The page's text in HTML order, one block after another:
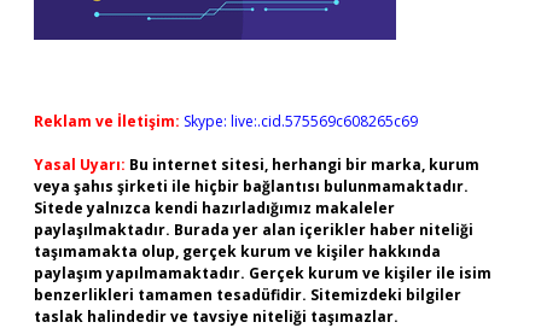
Reklam ve İletişim: Skype: live:.cid.575569c608265c69
Yasal Uyarı: Bu internet sitesi, herhangi bir marka, kurum
veya şahıs şirketi ile hiçbir bağlantısı bulunmamaktadır.
Sitede yalnızca kendi hazırladığımız makaleler
paylaşılmaktadır. Burada yer alan içerikler haber niteliği
taşımamakta olup, gerçek kurum ve kişiler hakkında
paylaşım yapılmamaktadır. Gerçek kurum ve kişiler ile isim
benzerlikleri tamamen tesadüfidir. Sitemizdeki bilgiler
taslak halindedir ve tavsiye niteliği taşımazlar.